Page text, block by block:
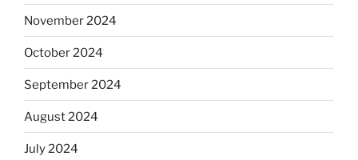
November 2024
October 2024
September 2024
August 2024
July 2024